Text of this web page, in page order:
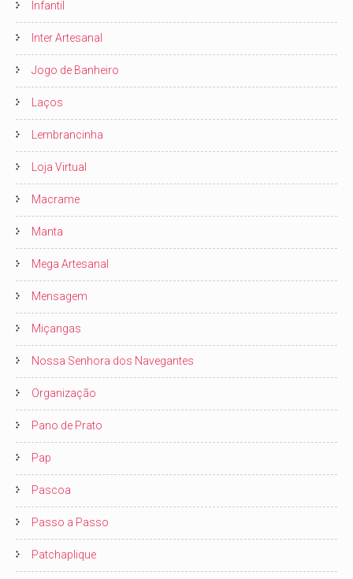
Infantil
Inter Artesanal
Jogo de Banheiro
Laços
Lembrancinha
Loja Virtual
Macrame
Manta
Mega Artesanal
Mensagem
Miçangas
Nossa Senhora dos Navegantes
Organização
Pano de Prato
Pap
Pascoa
Passo a Passo
Patchaplique